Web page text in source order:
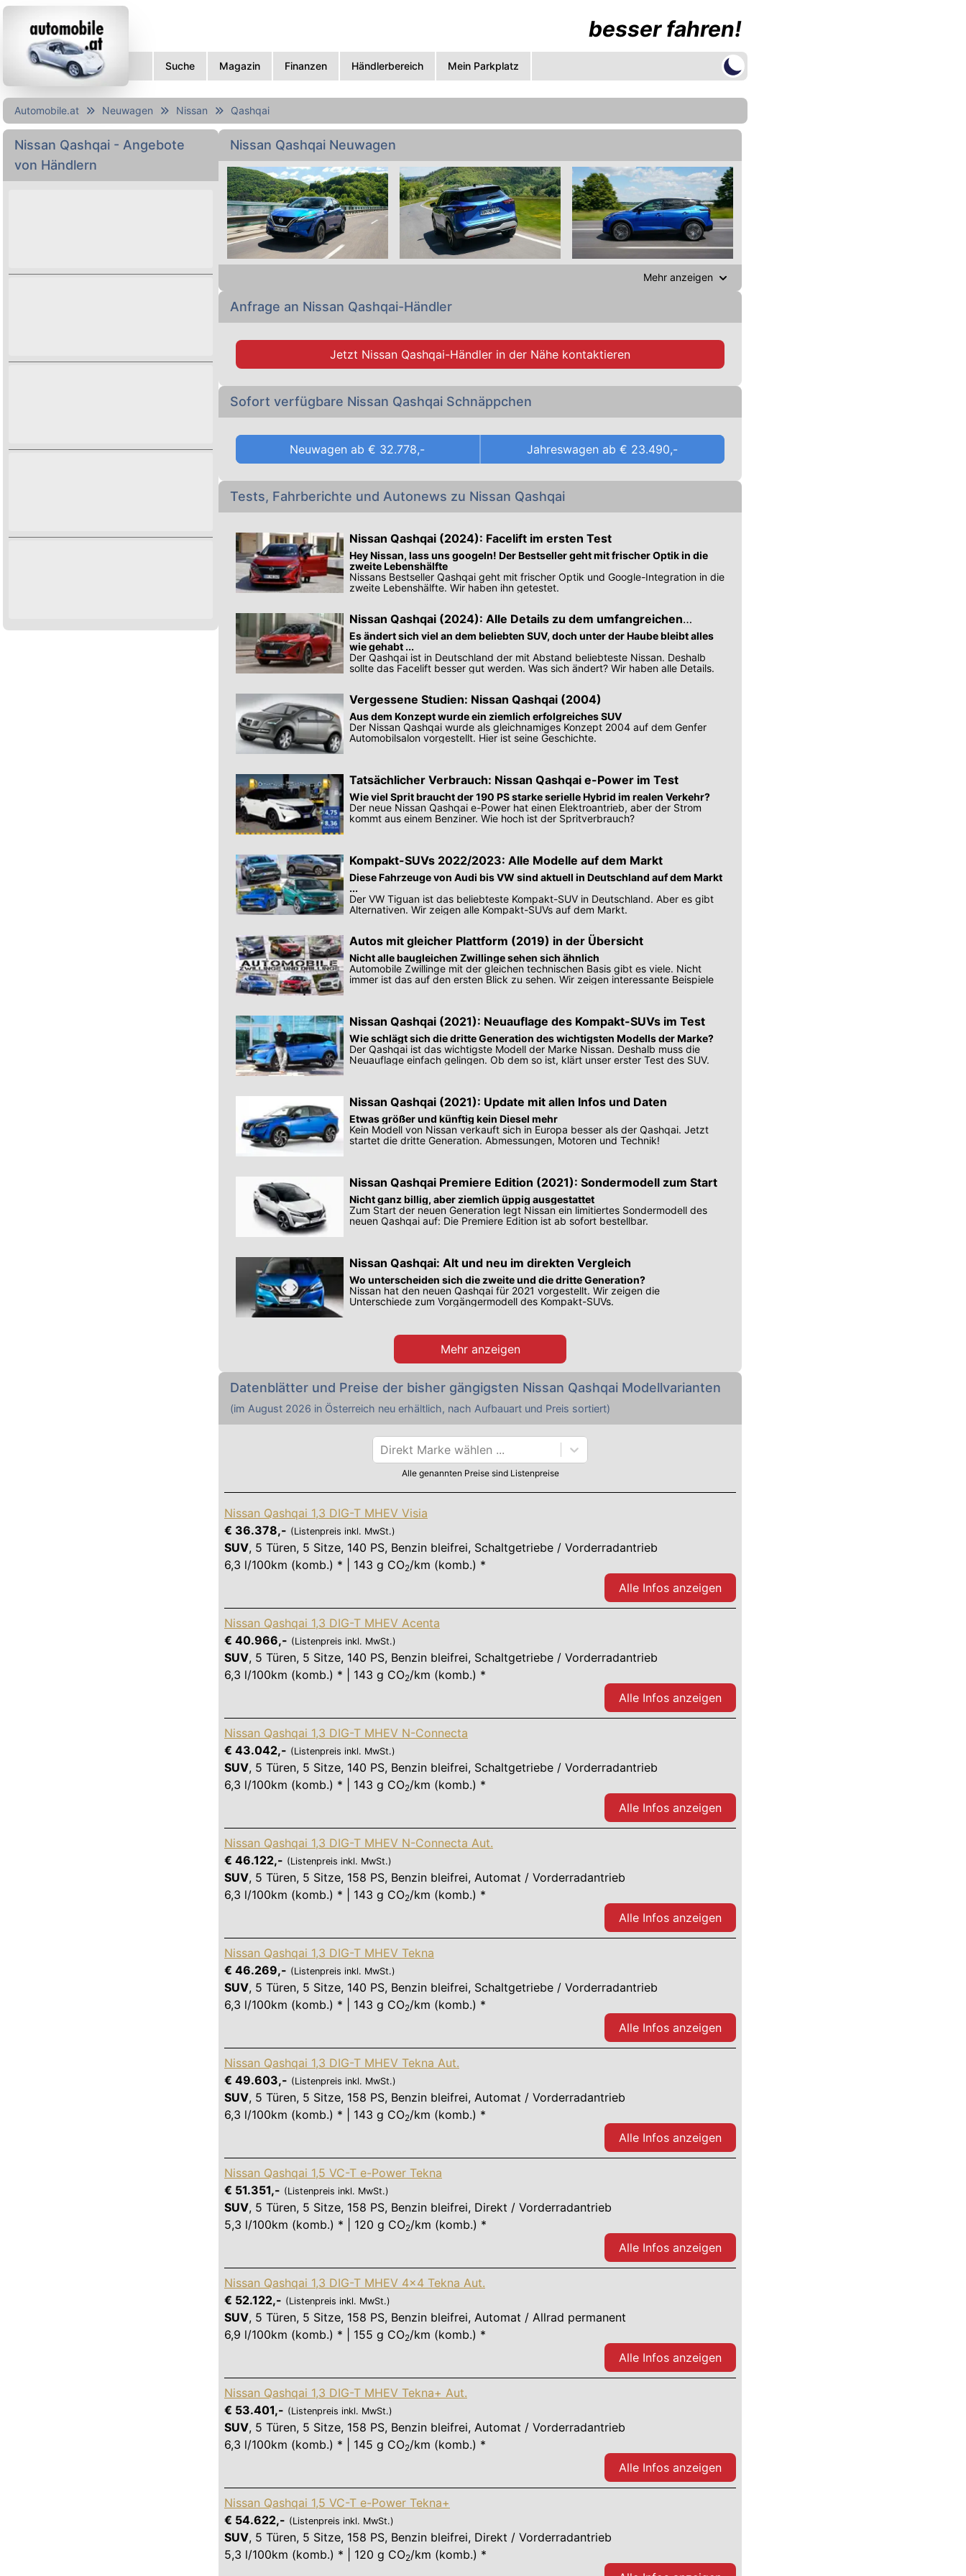
besser fahren!
Suche Magazin Finanzen Händlerbereich Mein Parkplatz
Automobile.at Neuwagen Nissan Qashqai
Nissan Qashqai Neuwagen
Autokauf leicht gemacht: Preise, technische Daten, Verbrauch, Abmessungen,
kaufen!
Hier finden Sie die Preisliste und die Datenblätter sämtlicher21 Nissan Qashqai-
, die momentan im Oktober 2022 in Österreich als Neuwagen erhältlich sind.
Stöbern Sie auch in unserem Angebot an günstigenNissan Qashqai Jahreswagenund
Nissan Qashqai Gebrauchtwagen.
Mehr anzeigen
Anfrage an Nissan Qashqai-Händler
Jetzt Nissan Qashqai-Händler in der Nähe kontaktieren
Sofort verfügbare Nissan Qashqai Schnäppchen
Neuwagen ab€ 32.778,- Jahreswagen ab€ 23.490,-
Tests, Fahrberichte und Autonews zu Nissan Qashqai
Nissan Qashqai (2024): Facelift im ersten Test
Hey Nissan, lass uns googeln! Der Bestseller geht mit frischer Optik in die
zweite Lebenshälfte
Nissans Bestseller Qashqai geht mit frischer Optik und Google-Integration in die
zweite Lebenshälfte. Wir haben ihn getestet.
Nissan Qashqai (2024): Alle Details zu dem umfangreichen
Facelift
Es ändert sich viel an dem beliebten SUV, doch unter der Haube bleibt alles
wie gehabt ...
Der Qashqai ist in Deutschland der mit Abstand beliebteste Nissan. Deshalb
sollte das Facelift besser gut werden. Was sich ändert? Wir haben alle Details.
Vergessene Studien: Nissan Qashqai (2004)
Aus dem Konzept wurde ein ziemlich erfolgreiches SUV
Der Nissan Qashqai wurde als gleichnamiges Konzept 2004 auf dem Genfer
Automobilsalon vorgestellt. Hier ist seine Geschichte.
Tatsächlicher Verbrauch: Nissan Qashqai e-Power im Test
Wie viel Sprit braucht der 190 PS starke serielle Hybrid im realen Verkehr?
Der neue Nissan Qashqai e-Power hat einen Elektroantrieb, aber der Strom
kommt aus einem Benziner. Wie hoch ist der Spritverbrauch?
Kompakt-SUVs 2022/2023: Alle Modelle auf dem Markt
Diese Fahrzeuge von Audi bis VW sind aktuell in Deutschland auf dem Markt
...
Der VW Tiguan ist das beliebteste Kompakt-SUV in Deutschland. Aber es gibt
Alternativen. Wir zeigen alle Kompakt-SUVs auf dem Markt.
Autos mit gleicher Plattform (2019) in der Übersicht
Nicht alle baugleichen Zwillinge sehen sich ähnlich
Automobile Zwillinge mit der gleichen technischen Basis gibt es viele. Nicht
immer ist das auf den ersten Blick zu sehen. Wir zeigen interessante Beispiele
Nissan Qashqai (2021): Neuauflage des Kompakt-SUVs im Test
Wie schlägt sich die dritte Generation des wichtigsten Modells der Marke?
Der Qashqai ist das wichtigste Modell der Marke Nissan. Deshalb muss die
Neuauflage einfach gelingen. Ob dem so ist, klärt unser erster Test des SUV.
Nissan Qashqai (2021): Update mit allen Infos und Daten
Etwas größer und künftig kein Diesel mehr
Kein Modell von Nissan verkauft sich in Europa besser als der Qashqai. Jetzt
startet die dritte Generation. Abmessungen, Motoren und Technik!
Nissan Qashqai Premiere Edition (2021): Sondermodell zum Start
Nicht ganz billig, aber ziemlich üppig ausgestattet
Zum Start der neuen Generation legt Nissan ein limitiertes Sondermodell des
neuen Qashqai auf: Die Premiere Edition ist ab sofort bestellbar.
Nissan Qashqai: Alt und neu im direkten Vergleich
Wo unterscheiden sich die zweite und die dritte Generation?
Nissan hat den neuen Qashqai für 2021 vorgestellt. Wir zeigen die
Unterschiede zum Vorgängermodell des Kompakt-SUVs.
Mehr anzeigen
Datenblätter und Preise der bisher gängigsten Nissan Qashqai Modellvarianten
(im August 2026 in Österreich neu erhältlich, nach Aufbauart und Preis sortiert)
Direkt Marke wählen ...
Alle genannten Preise sind Listenpreise
Nissan Qashqai 1,3 DIG-T MHEV Visia
€ 36.378,- (Listenpreis inkl. MwSt.)
SUV, 5 Türen, 5 Sitze, 140 PS, Benzin bleifrei, Schaltgetriebe / Vorderradantrieb
6,3 l/100km (komb.) * | 143 g CO2/km (komb.) *
Alle Infos anzeigen
Nissan Qashqai 1,3 DIG-T MHEV Acenta
€ 40.966,- (Listenpreis inkl. MwSt.)
SUV, 5 Türen, 5 Sitze, 140 PS, Benzin bleifrei, Schaltgetriebe / Vorderradantrieb
6,3 l/100km (komb.) * | 143 g CO2/km (komb.) *
Alle Infos anzeigen
Nissan Qashqai 1,3 DIG-T MHEV N-Connecta
€ 43.042,- (Listenpreis inkl. MwSt.)
SUV, 5 Türen, 5 Sitze, 140 PS, Benzin bleifrei, Schaltgetriebe / Vorderradantrieb
6,3 l/100km (komb.) * | 143 g CO2/km (komb.) *
Alle Infos anzeigen
Nissan Qashqai 1,3 DIG-T MHEV N-Connecta Aut.
€ 46.122,- (Listenpreis inkl. MwSt.)
SUV, 5 Türen, 5 Sitze, 158 PS, Benzin bleifrei, Automat / Vorderradantrieb
6,3 l/100km (komb.) * | 143 g CO2/km (komb.) *
Alle Infos anzeigen
Nissan Qashqai 1,3 DIG-T MHEV Tekna
€ 46.269,- (Listenpreis inkl. MwSt.)
SUV, 5 Türen, 5 Sitze, 140 PS, Benzin bleifrei, Schaltgetriebe / Vorderradantrieb
6,3 l/100km (komb.) * | 143 g CO2/km (komb.) *
Alle Infos anzeigen
Nissan Qashqai 1,3 DIG-T MHEV Tekna Aut.
€ 49.603,- (Listenpreis inkl. MwSt.)
SUV, 5 Türen, 5 Sitze, 158 PS, Benzin bleifrei, Automat / Vorderradantrieb
6,3 l/100km (komb.) * | 143 g CO2/km (komb.) *
Alle Infos anzeigen
Nissan Qashqai 1,5 VC-T e-Power Tekna
€ 51.351,- (Listenpreis inkl. MwSt.)
SUV, 5 Türen, 5 Sitze, 158 PS, Benzin bleifrei, Direkt / Vorderradantrieb
5,3 l/100km (komb.) * | 120 g CO2/km (komb.) *
Alle Infos anzeigen
Nissan Qashqai 1,3 DIG-T MHEV 4x4 Tekna Aut.
€ 52.122,- (Listenpreis inkl. MwSt.)
SUV, 5 Türen, 5 Sitze, 158 PS, Benzin bleifrei, Automat / Allrad permanent
6,9 l/100km (komb.) * | 155 g CO2/km (komb.) *
Alle Infos anzeigen
Nissan Qashqai 1,3 DIG-T MHEV Tekna+ Aut.
€ 53.401,- (Listenpreis inkl. MwSt.)
SUV, 5 Türen, 5 Sitze, 158 PS, Benzin bleifrei, Automat / Vorderradantrieb
6,3 l/100km (komb.) * | 145 g CO2/km (komb.) *
Alle Infos anzeigen
Nissan Qashqai 1,5 VC-T e-Power Tekna+
€ 54.622,- (Listenpreis inkl. MwSt.)
SUV, 5 Türen, 5 Sitze, 158 PS, Benzin bleifrei, Direkt / Vorderradantrieb
5,3 l/100km (komb.) * | 120 g CO2/km (komb.) *
Nissan Qashqai - Angebote
von Händlern